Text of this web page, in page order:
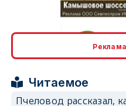
Читаемое
Пчеловод рассказал,